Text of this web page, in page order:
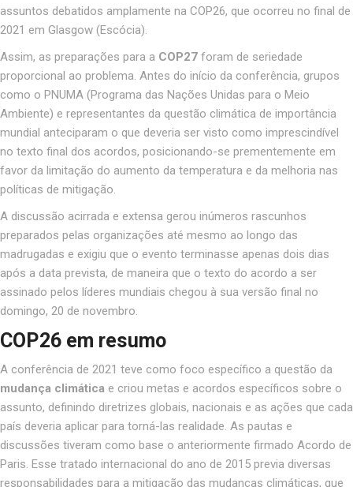
assuntos debatidos amplamente na COP26, que ocorreu no final de
2021 em Glasgow (Escócia).
Assim, as preparações para a COP27 foram de seriedade
proporcional ao problema. Antes do início da conferência, grupos
como o PNUMA (Programa das Nações Unidas para o Meio
Ambiente) e representantes da questão climática de importância
mundial anteciparam o que deveria ser visto como imprescindível
no texto final dos acordos, posicionando-se prementemente em
favor da limitação do aumento da temperatura e da melhoria nas
políticas de mitigação.
A discussão acirrada e extensa gerou inúmeros rascunhos
preparados pelas organizações até mesmo ao longo das
madrugadas e exigiu que o evento terminasse apenas dois dias
após a data prevista, de maneira que o texto do acordo a ser
assinado pelos líderes mundiais chegou à sua versão final no
domingo, 20 de novembro.
COP26 em resumo
A conferência de 2021 teve como foco específico a questão da
mudança climática e criou metas e acordos específicos sobre o
assunto, definindo diretrizes globais, nacionais e as ações que cada
país deveria aplicar para torná-las realidade. As pautas e
discussões tiveram como base o anteriormente firmado Acordo de
Paris. Esse tratado internacional do ano de 2015 previa diversas
responsabilidades para a mitigação das mudanças climáticas, que